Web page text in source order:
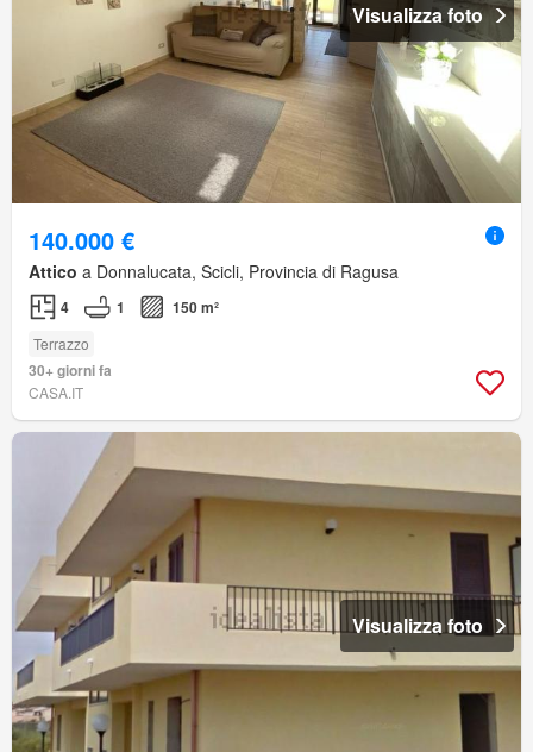
Visualizza foto
140.000 €
Attico a Donnalucata, Scicli, Provincia di Ragusa
4 1 150 m²
Terrazzo
30+ giorni fa
CASA.IT
Visualizza foto